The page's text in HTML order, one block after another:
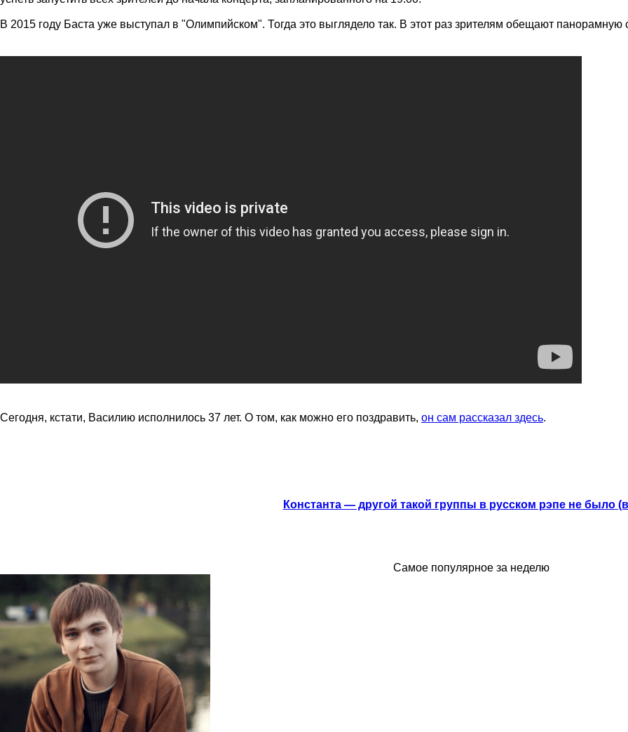
В 2015 году Баста уже выступал в "Олимпийском". Тогда это выглядело так. В этот раз зрителям обещают панорамную
Сегодня, кстати, Василию исполнилось 37 лет. О том, как можно его поздравить, он сам рассказал здесь.
Константа — другой такой группы в русском рэпе не было
Самое популярное за неделю